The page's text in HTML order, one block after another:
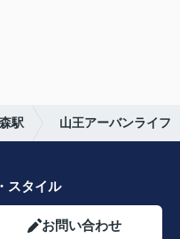
駅 山王アーバンライフ
スタイル
お問い合わせ